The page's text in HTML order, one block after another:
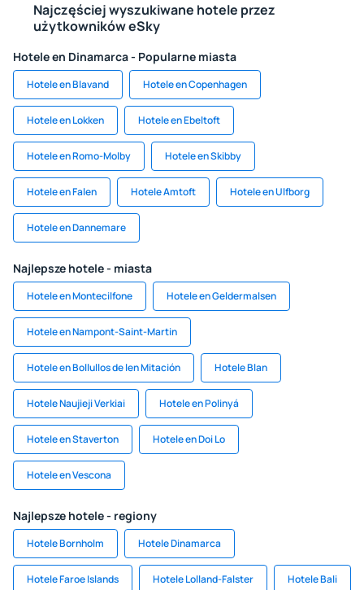
Najczęściej wyszukiwane hotele przez
użytkowników eSky
Hotele en Dinamarca - Popularne miasta
Hotele en Blavand Hotele en Copenhagen
Hotele en Lokken Hotele en Ebeltoft
Hotele en Romo-Molby Hotele en Skibby
Hotele en Falen Hotele Amtoft Hotele en Ulfborg
Hotele en Dannemare
Najlepsze hotele - miasta
Hotele en Montecilfone Hotele en Geldermalsen
Hotele en Nampont-Saint-Martin
Hotele en Bollullos de len Mitación Hotele Blan
Hotele Naujieji Verkiai Hotele en Polinyá
Hotele en Staverton Hotele en Doi Lo
Hotele en Vescona
Najlepsze hotele - regiony
Hotele Bornholm Hotele Dinamarca
Hotele Faroe Islands Hotele Lolland-Falster Hotele Bali